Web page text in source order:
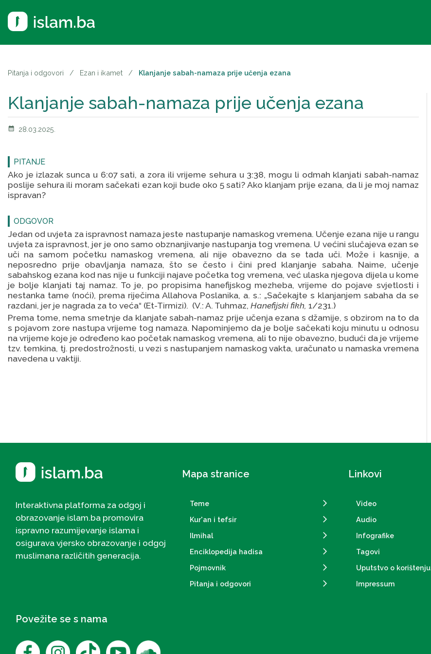
Pitanja i odgovori / Ezan i ikamet / Klanjanje sabah-namaza prije učenja ezana
Klanjanje sabah-namaza prije učenja ezana
calendar_month 28.03.2025.
PITANJE
Ako je izlazak sunca u 6:07 sati, a zora ili vrijeme sehura u 3:38, mogu li odmah klanjati sabah-namaz
poslije sehura ili moram sačekati ezan koji bude oko 5 sati? Ako klanjam prije ezana, da li je moj namaz
ispravan?
ODGOVOR
Jedan od uvjeta za ispravnost namaza jeste nastupanje namaskog vremena. Učenje ezana nije u rangu
uvjeta za ispravnost, jer je ono samo obznanjivanje nastupanja tog vremena. U većini slučajeva ezan se
uči na samom početku namaskog vremena, ali nije obavezno da se tada uči. Može i kasnije, a
neposredno prije obavljanja namaza, što se često i čini pred klanjanje sabaha. Naime, učenje
sabahskog ezana kod nas nije u funkciji najave početka tog vremena, već ulaska njegova dijela u kome
je bolje klanjati taj namaz. To je, po propisima hanefijskog mezheba, vrijeme do pojave svjetlosti i
nestanka tame (noći), prema riječima Allahova Poslanika, a. s.: „Sačekajte s klanjanjem sabaha da se
razdani, jer je nagrada za to veća“ (Et-Tirmizi). (V.: A. Tuhmaz, Hanefijski fikh, 1/231.)
Prema tome, nema smetnje da klanjate sabah-namaz prije učenja ezana s džamije, s obzirom na to da
s pojavom zore nastupa vrijeme tog namaza. Napominjemo da je bolje sačekati koju minutu u odnosu
na vrijeme koje je određeno kao početak namaskog vremena, ali to nije obavezno, budući da je vrijeme
tzv. temkina, tj. predostrožnosti, u vezi s nastupanjem namaskog vakta, uračunato u namaska vremena
navedena u vaktiji.
Interaktivna platforma za odgoj i
obrazovanje islam.ba promovira
ispravno razumijevanje islama i
osigurava vjersko obrazovanje i odgoj
muslimana različitih generacija.
Mapa stranice
Teme
Kur'an i tefsir
Ilmihal
Enciklopedija hadisa
Pojmovnik
Pitanja i odgovori
Linkovi
Video
Audio
Infografike
Tagovi
Uputstvo o korištenju
Impressum
Povežite se s nama